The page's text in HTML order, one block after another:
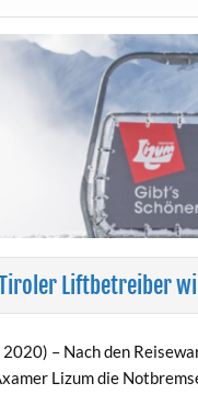
Liftbetreiber
– Nach den
Lizum die